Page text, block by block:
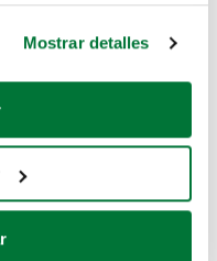
ubicación geográfica
activamente
(huellas
Mostrar detalles